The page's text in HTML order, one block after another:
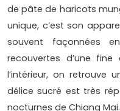
de pâte de haricots
unique, c’est son
souvent façonnées
recouvertes d’une
l’intérieur, on retrouve
délice sucré est très
nocturnes de Chiang Mai.